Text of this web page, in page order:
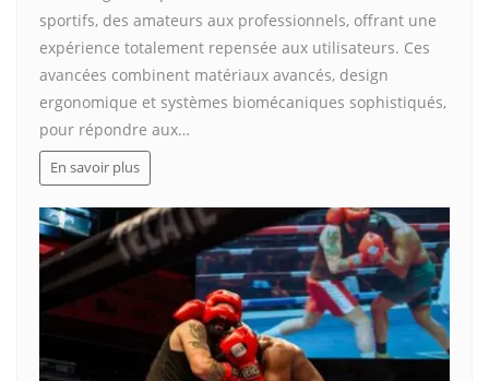
sportifs, des amateurs aux professionnels, offrant une
expérience totalement repensée aux utilisateurs. Ces
avancées combinent matériaux avancés, design
ergonomique et systèmes biomécaniques sophistiqués,
pour répondre aux…
En savoir plus